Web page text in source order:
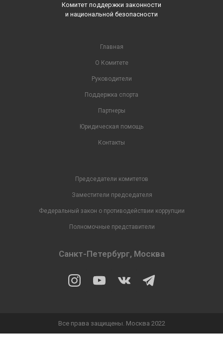
Комитет поддержки законности
и национальной безопасности
Главная
О Комитете
Руководители
Поддержка спорта
Партнеры
Юридическая помощь
Контакты
Председатели комитетов
Заместители председателя
Федеральный закон о противодействии коррупции
Полномочные представители
Санкт-Петербург, Москва
Все права защищены. Москва 2022